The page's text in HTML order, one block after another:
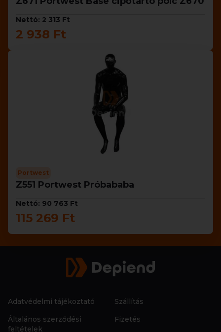
Nettó: 2 313 Ft
2 938 Ft
Portwest
Z551 Portwest Próbababa
Nettó: 90 763 Ft
115 269 Ft
Adatvédelmi tájékoztató
Általános szerződési
feltételek
Szállítás
Fizetés